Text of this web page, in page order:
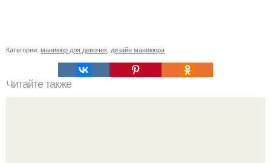
Категории: маникюр для девочек дизайн маникюра
Читайте также